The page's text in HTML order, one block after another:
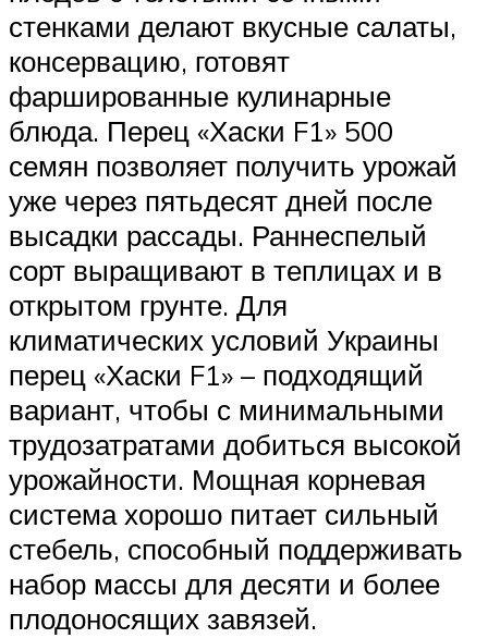
стенками делают вкусные салаты,
консервацию, готовят
фаршированные кулинарные
блюда. Перец «Хаски F1» 500
семян позволяет получить урожай
уже через пятьдесят дней после
высадки рассады. Раннеспелый
сорт выращивают в теплицах и в
открытом грунте. Для
климатических условий Украины
перец «Хаски F1» – подходящий
вариант, чтобы с минимальными
трудозатратами добиться высокой
урожайности. Мощная корневая
система хорошо питает сильный
стебель, способный поддерживать
набор массы для десяти и более
плодоносящих завязей.